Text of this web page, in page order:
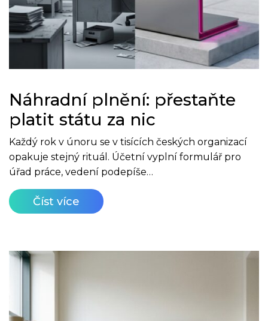
Náhradní plnění: přestaňte
platit státu za nic
Každý rok v únoru se v tisících českých organizací
opakuje stejný rituál. Účetní vyplní formulář pro
úřad práce, vedení podepíše…
Číst více